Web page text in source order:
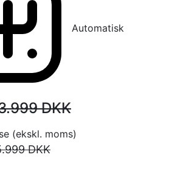
Automatisk
DKK
(ekskl. moms)
DKK